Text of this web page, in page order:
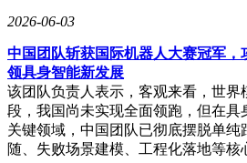
2026-06-03
中国团队斩获国际机器人大赛冠军，
领具身智能新发展
该团队负责人表示，客观来看，世界
段，我国尚未实现全面领跑，但在具
关键领域，中国团队已彻底摆脱单纯
随、失败场景建模、工程化落地等